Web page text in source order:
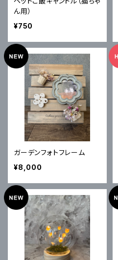
ん用）
¥750
ガーデンフォトフレーム
¥8,000